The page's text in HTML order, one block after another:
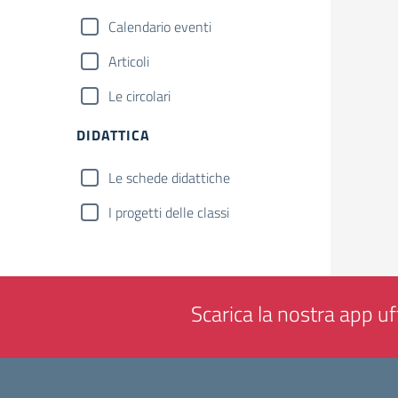
Calendario eventi
Articoli
Le circolari
DIDATTICA
Le schede didattiche
I progetti delle classi
Scarica la nostra app